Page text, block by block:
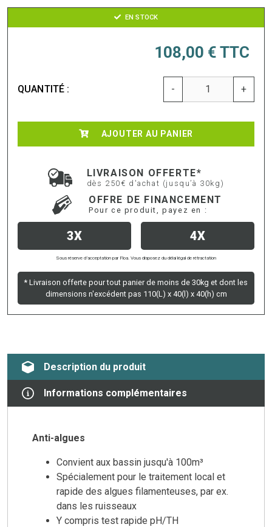
EN STOCK
108,00 € TTC
QUANTITÉ : - +
AJOUTER AU PANIER
LIVRAISON OFFERTE*
dès 250€ d'achat (jusqu’à 30kg)
OFFRE DE FINANCEMENT
Pour ce produit, payez en :
3X 4X
Sous réserve d’acceptation par Floa. Vous disposez du délai légal de rétractation
* Livraison offerte pour tout panier de moins de 30kg et dont les
dimensions n'excédent pas 110(L) x 40(l) x 40(h) cm
Description du produit
Informations complémentaires
Anti-algues
Convient aux bassin jusqu'à 100m³
Spécialement pour le traitement local et
rapide des algues filamenteuses, par ex.
dans les ruisseaux
Y compris test rapide pH/TH